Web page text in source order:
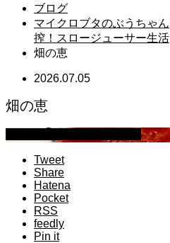
ブログ
マイクロブタのぶうちゃん
搾！スロージューサー生活
畑の恵
2026.07.05
畑の恵
Tweet
Share
Hatena
Pocket
RSS
feedly
Pin it